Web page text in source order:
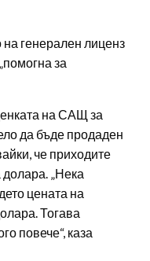
генерален лиценз
за
на САЩ за
да бъде продаден
че приходите
„Нека
цената на
Тогава
повече“, каза